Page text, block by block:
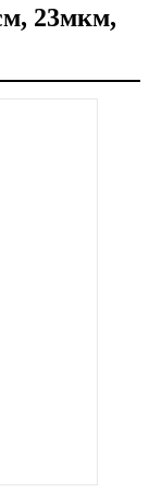
23мкм,